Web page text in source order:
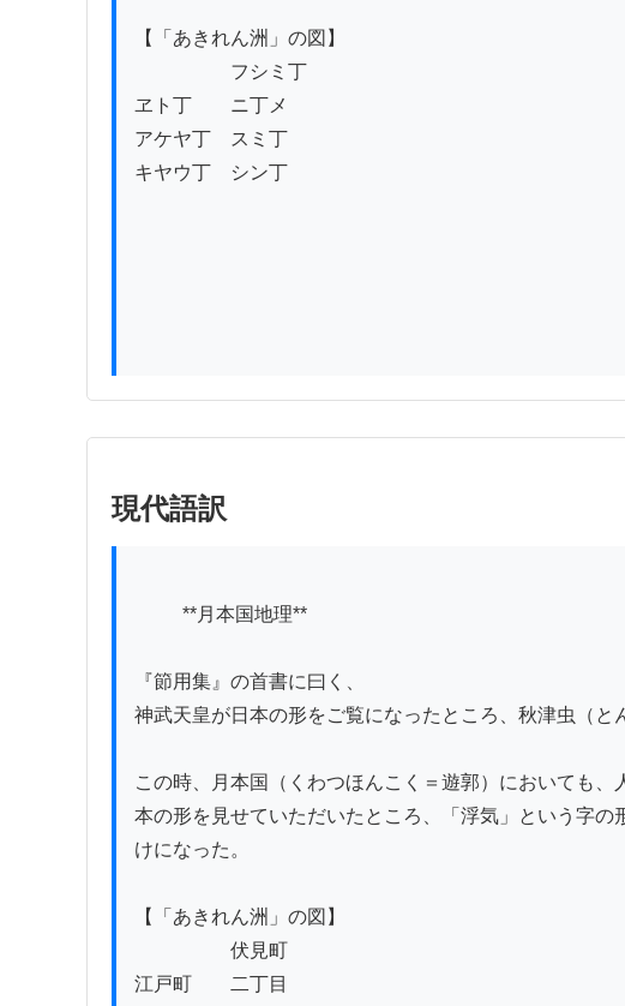
【「あきれん洲」の図】
フシミ丁
ヱト丁　　ニ丁メ
アケヤ丁　スミ丁
キヤウ丁　シン丁
現代語訳
『節用集』の首書に曰く、
神武天皇が日本の形をご覧になったところ、秋津虫（と
この時、月本国（くわつほんこく＝遊郭）においても
本の形を見せていただいたところ、「浮気」という字
けになった。
【「あきれん洲」の図】
伏見町
江戸町　　二丁目